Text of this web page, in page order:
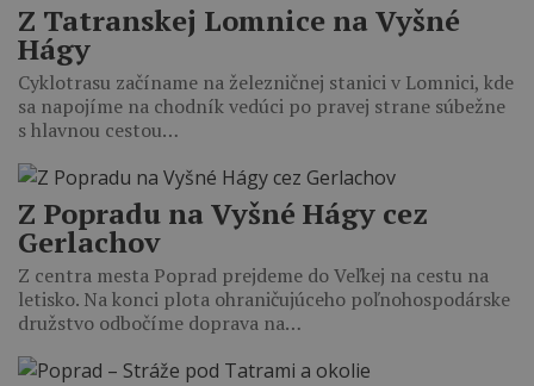
Z Tatranskej Lomnice na Vyšné
Hágy
Cyklotrasu začíname na železničnej stanici v Lomnici, kde
sa napojíme na chodník vedúci po pravej strane súbežne
s hlavnou cestou…
Z Popradu na Vyšné Hágy cez
Gerlachov
Z centra mesta Poprad prejdeme do Veľkej na cestu na
letisko. Na konci plota ohraničujúceho poľnohospodárske
družstvo odbočíme doprava na…